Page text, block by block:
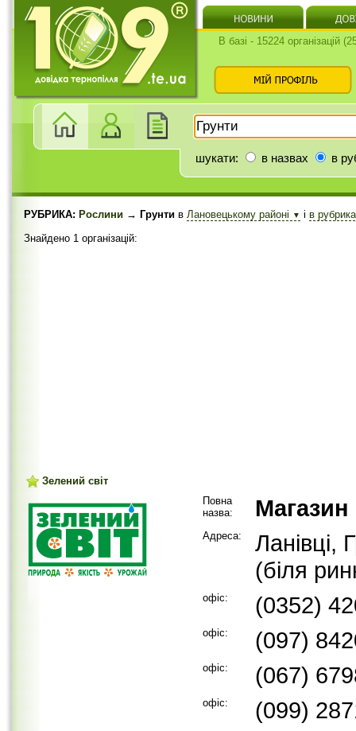
В базі - 15224 організацій
шукати: в назвах в
РУБРИКА: Рослини → Грунти в Лановецькому районі ▼ і в
Знайдено 1 організацій:
Зелений світ
Повна
назва:
Адреса:
Ланівці,
(біля
офіс: (0352)
офіс: (097)
офіс: (067)
офіс: (099)